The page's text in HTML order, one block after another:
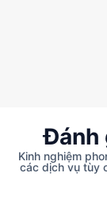
Đánh
Kinh nghiệm
các dịch vụ tùy